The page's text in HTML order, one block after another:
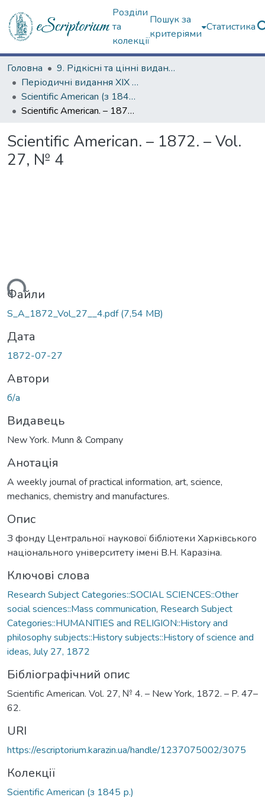
Розділи
та
колекції
Пошук за
критеріями
Статистика
Головна
9. Рідкісні та цінні видання
Періодичні видання ХІХ ст.
Scientific American (з 1845 р.)
Scientific American. – 1872. – Vol. 27, № 4
Scientific American. – 1872. – Vol.
27, № 4
Файли
S_A_1872_Vol_27__4.pdf(7,54 MB)
Дата
1872-07-27
Автори
б/а
Видавець
New York. Munn & Company
Анотація
A weekly journal of practical information, art, science,
mechanics, chemistry and manufactures.
Опис
З фонду Центральної наукової бібліотеки Харківського
національного університету імені В.Н. Каразіна.
Ключові слова
Research Subject Categories::SOCIAL SCIENCES::Other
social sciences::Mass communication, Research Subject
Categories::HUMANITIES and RELIGION::History and
philosophy subjects::History subjects::History of science and
ideas, July 27, 1872
Бібліографічний опис
Scientific American. Vol. 27, № 4. – New York, 1872. – P. 47–
62.
URI
https://escriptorium.karazin.ua/handle/1237075002/3075
Колекції
Scientific American (з 1845 р.)